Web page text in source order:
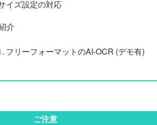
イズ設定の対応
介
フリーフォーマットのAI-OCR (デモ有)
ご注意